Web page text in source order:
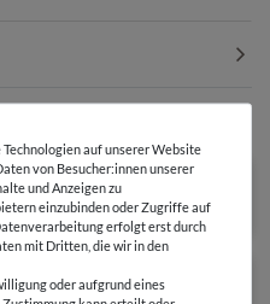
auf unserer Website
von Besucher:innen unserer
und Anzeigen zu
einzubinden oder Zugriffe auf
erfolgt erst durch
mit Dritten, die wir in den
oder aufgrund eines